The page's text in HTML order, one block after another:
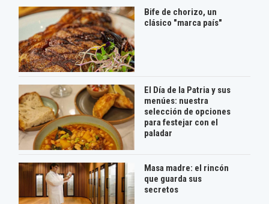
Bife de chorizo, un
clásico "marca país"
El Día de la Patria y sus
menúes: nuestra
selección de opciones
para festejar con el
paladar
Masa madre: el rincón
que guarda sus
secretos